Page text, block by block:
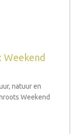
Weekend
natuur en
Weekend